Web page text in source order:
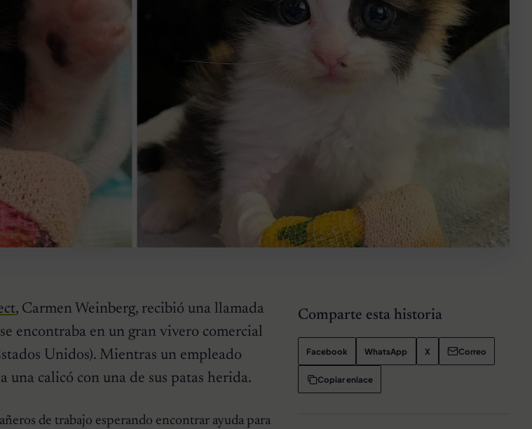
, Carmen Weinberg, recibió una llamada
encontraba en un gran vivero comercial
Unidos). Mientras un empleado
una calicó con una de sus patas herida.
de trabajo esperando encontrar ayuda para
Comparte esta historia
Facebook WhatsApp X Correo
Copiar enlace